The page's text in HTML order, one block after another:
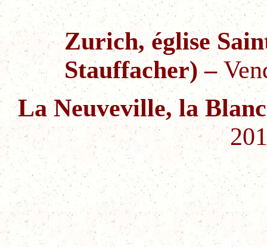
Zurich, église
Stauffacher)–
La Neuveville, la